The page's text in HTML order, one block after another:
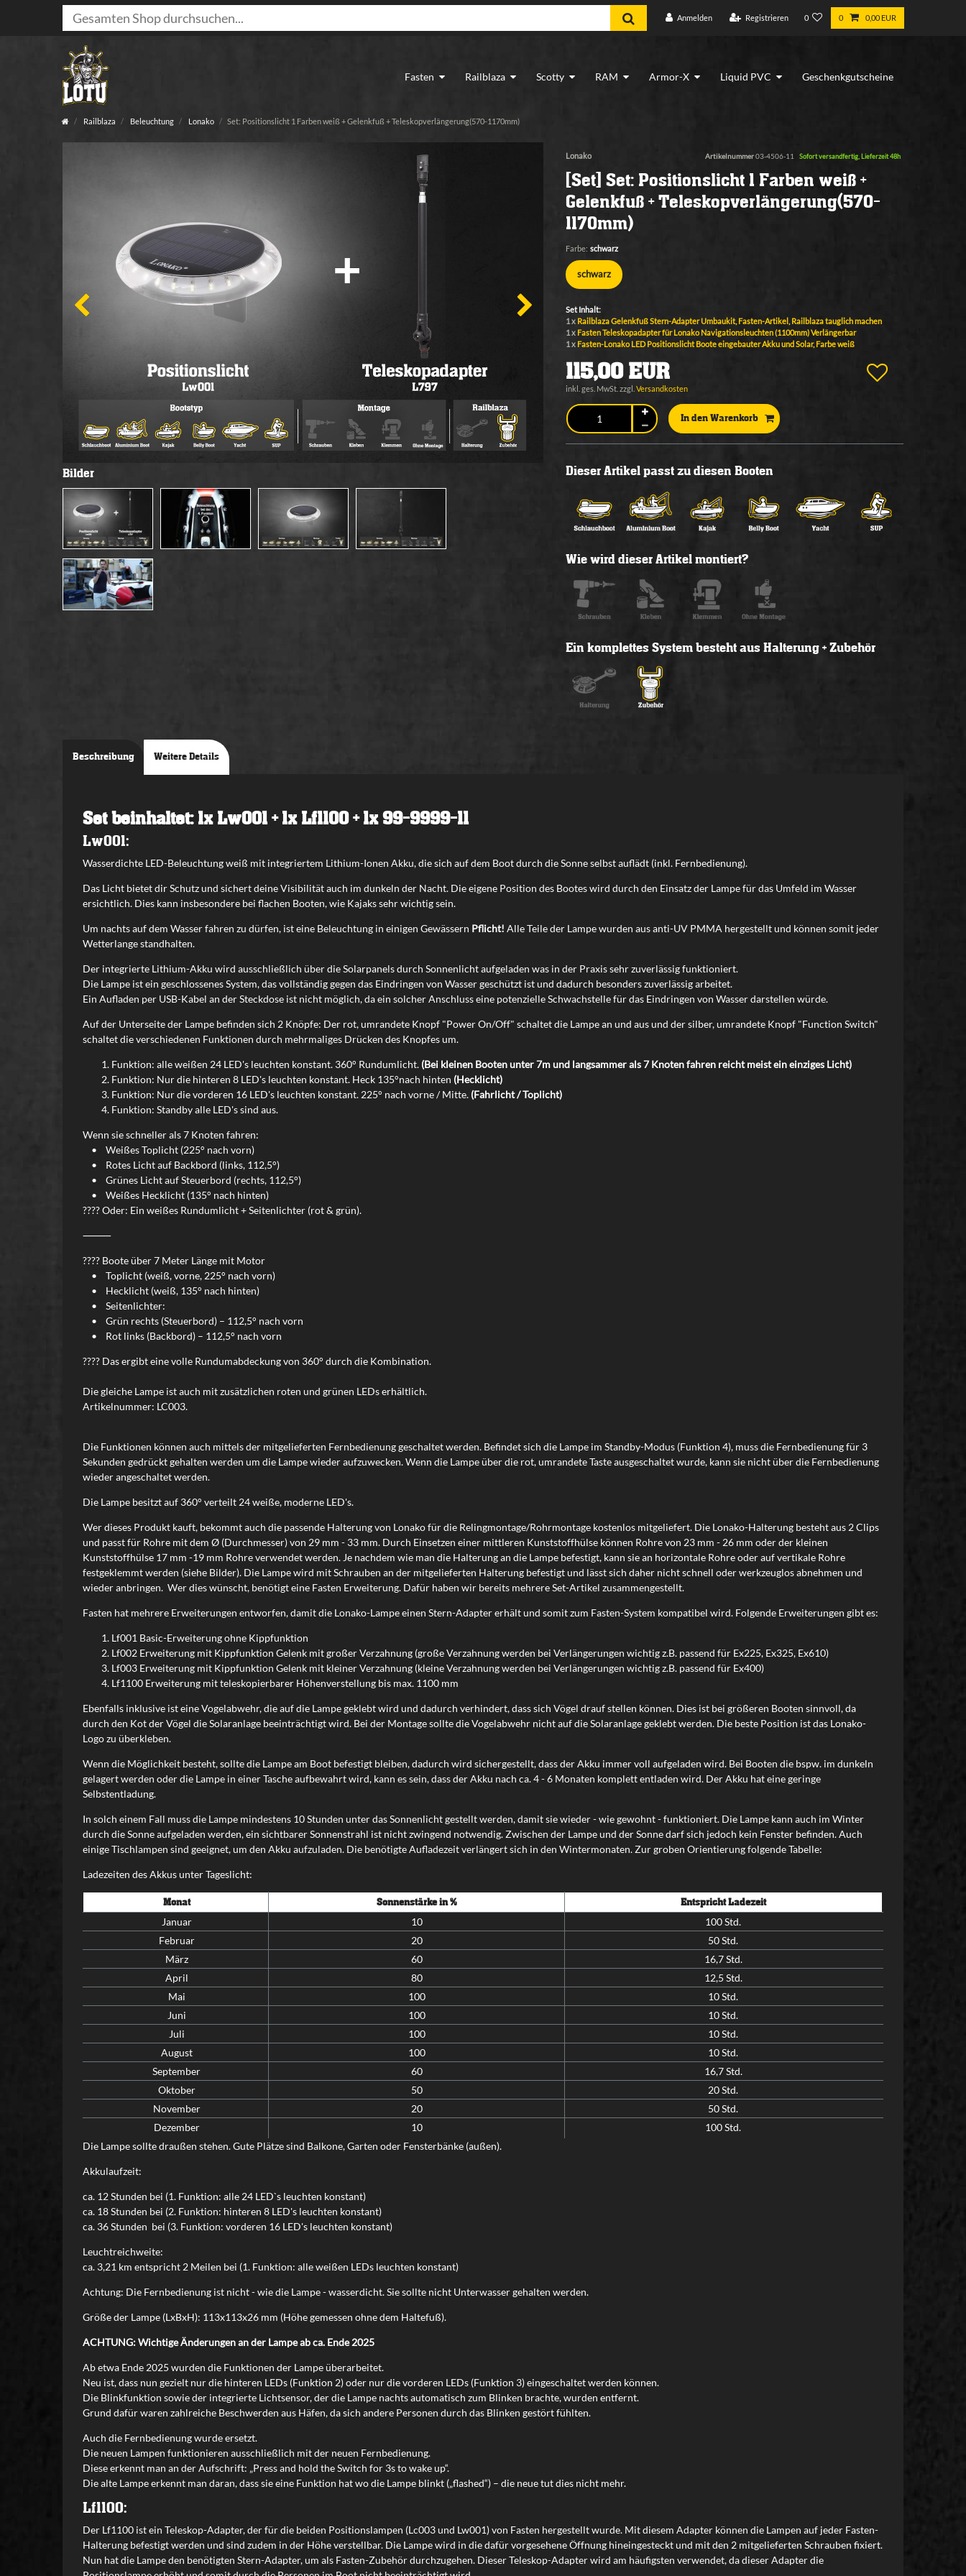
Anmelden Registrieren 0 0 0,00 EUR
Fasten Railblaza Scotty RAM Armor-X Liquid PVC Geschenkgutscheine
Railblaza Beleuchtung Lonako Set: Positionslicht 1 Farben weiß + Gelenkfuß + Teleskopverlängerung(570-1170mm)
Bilder
Lonako Artikelnummer03-4506-11 Sofort versandfertig, Lieferzeit 48h
[Set] Set: Positionslicht 1 Farben weiß +
Gelenkfuß + Teleskopverlängerung(570-
1170mm)
Farbe: schwarz
schwarz
Set Inhalt:
1 x Railblaza Gelenkfuß Stern-Adapter Umbaukit, Fasten-Artikel, Railblaza tauglich machen
1 x Fasten Teleskopadapter für Lonako Navigationsleuchten (1100mm) Verlängerbar
1 x Fasten-Lonako LED Positionslicht Boote eingebauter Akku und Solar, Farbe weiß
115,00 EUR
inkl. ges. MwSt. zzgl. Versandkosten
In den Warenkorb
Dieser Artikel passt zu diesen Booten
Wie wird dieser Artikel montiert?
Ein komplettes System besteht aus Halterung + Zubehör
Beschreibung Weitere Details
Set beinhaltet: 1x Lw001 + 1x Lf1100 + 1x 99-9999-11
Lw001:
Wasserdichte LED-Beleuchtung weiß mit integriertem Lithium-Ionen Akku, die sich auf dem Boot durch die Sonne selbst auflädt (inkl. Fernbedienung).
Das Licht bietet dir Schutz und sichert deine Visibilität auch im dunkeln der Nacht. Die eigene Position des Bootes wird durch den Einsatz der Lampe für das Umfeld im Wasser
ersichtlich. Dies kann insbesondere bei flachen Booten, wie Kajaks sehr wichtig sein.
Um nachts auf dem Wasser fahren zu dürfen, ist eine Beleuchtung in einigen Gewässern Pflicht! Alle Teile der Lampe wurden aus anti-UV PMMA hergestellt und können somit jeder
Wetterlange standhalten.
Der integrierte Lithium-Akku wird ausschließlich über die Solarpanels durch Sonnenlicht aufgeladen was in der Praxis sehr zuverlässig funktioniert.
Die Lampe ist ein geschlossenes System, das vollständig gegen das Eindringen von Wasser geschützt ist und dadurch besonders zuverlässig arbeitet.
Ein Aufladen per USB-Kabel an der Steckdose ist nicht möglich, da ein solcher Anschluss eine potenzielle Schwachstelle für das Eindringen von Wasser darstellen würde.
Auf der Unterseite der Lampe befinden sich 2 Knöpfe: Der rot, umrandete Knopf "Power On/Off" schaltet die Lampe an und aus und der silber, umrandete Knopf "Function Switch"
schaltet die verschiedenen Funktionen durch mehrmaliges Drücken des Knopfes um.
Funktion: alle weißen 24 LED's leuchten konstant. 360° Rundumlicht. (Bei kleinen Booten unter 7m und langsammer als 7 Knoten fahren reicht meist ein einziges Licht)
Funktion: Nur die hinteren 8 LED's leuchten konstant. Heck 135°nach hinten (Hecklicht)
Funktion: Nur die vorderen 16 LED's leuchten konstant. 225° nach vorne / Mitte. (Fahrlicht / Toplicht)
Funktion: Standby alle LED's sind aus.
Wenn sie schneller als 7 Knoten fahren:
• Weißes Toplicht (225° nach vorn)
• Rotes Licht auf Backbord (links, 112,5°)
• Grünes Licht auf Steuerbord (rechts, 112,5°)
• Weißes Hecklicht (135° nach hinten)
???? Oder: Ein weißes Rundumlicht + Seitenlichter (rot & grün).
⸻
???? Boote über 7 Meter Länge mit Motor
• Toplicht (weiß, vorne, 225° nach vorn)
• Hecklicht (weiß, 135° nach hinten)
• Seitenlichter:
• Grün rechts (Steuerbord) – 112,5° nach vorn
• Rot links (Backbord) – 112,5° nach vorn
???? Das ergibt eine volle Rundumabdeckung von 360° durch die Kombination.
Die gleiche Lampe ist auch mit zusätzlichen roten und grünen LEDs erhältlich.
Artikelnummer: LC003.
Die Funktionen können auch mittels der mitgelieferten Fernbedienung geschaltet werden. Befindet sich die Lampe im Standby-Modus (Funktion 4), muss die Fernbedienung für 3
Sekunden gedrückt gehalten werden um die Lampe wieder aufzuwecken. Wenn die Lampe über die rot, umrandete Taste ausgeschaltet wurde, kann sie nicht über die Fernbedienung
wieder angeschaltet werden.
Die Lampe besitzt auf 360° verteilt 24 weiße, moderne LED's.
Wer dieses Produkt kauft, bekommt auch die passende Halterung von Lonako für die Relingmontage/Rohrmontage kostenlos mitgeliefert. Die Lonako-Halterung besteht aus 2 Clips
und passt für Rohre mit dem Ø (Durchmesser) von 29 mm - 33 mm. Durch Einsetzen einer mittleren Kunststoffhülse können Rohre von 23 mm - 26 mm oder der kleinen
Kunststoffhülse 17 mm -19 mm Rohre verwendet werden. Je nachdem wie man die Halterung an die Lampe befestigt, kann sie an horizontale Rohre oder auf vertikale Rohre
festgeklemmt werden (siehe Bilder). Die Lampe wird mit Schrauben an der mitgelieferten Halterung befestigt und lässt sich daher nicht schnell oder werkzeuglos abnehmen und
wieder anbringen. Wer dies wünscht, benötigt eine Fasten Erweiterung. Dafür haben wir bereits mehrere Set-Artikel zusammengestellt.
Fasten hat mehrere Erweiterungen entworfen, damit die Lonako-Lampe einen Stern-Adapter erhält und somit zum Fasten-System kompatibel wird. Folgende Erweiterungen gibt es:
Lf001 Basic-Erweiterung ohne Kippfunktion
Lf002 Erweiterung mit Kippfunktion Gelenk mit großer Verzahnung (große Verzahnung werden bei Verlängerungen wichtig z.B. passend für Ex225, Ex325, Ex610)
Lf003 Erweiterung mit Kippfunktion Gelenk mit kleiner Verzahnung (kleine Verzahnung werden bei Verlängerungen wichtig z.B. passend für Ex400)
Lf1100 Erweiterung mit teleskopierbarer Höhenverstellung bis max. 1100 mm
Ebenfalls inklusive ist eine Vogelabwehr, die auf die Lampe geklebt wird und dadurch verhindert, dass sich Vögel drauf stellen können. Dies ist bei größeren Booten sinnvoll, da
durch den Kot der Vögel die Solaranlage beeinträchtigt wird. Bei der Montage sollte die Vogelabwehr nicht auf die Solaranlage geklebt werden. Die beste Position ist das Lonako-
Logo zu überkleben.
Wenn die Möglichkeit besteht, sollte die Lampe am Boot befestigt bleiben, dadurch wird sichergestellt, dass der Akku immer voll aufgeladen wird. Bei Booten die bspw. im dunkeln
gelagert werden oder die Lampe in einer Tasche aufbewahrt wird, kann es sein, dass der Akku nach ca. 4 - 6 Monaten komplett entladen wird. Der Akku hat eine geringe
Selbstentladung.
In solch einem Fall muss die Lampe mindestens 10 Stunden unter das Sonnenlicht gestellt werden, damit sie wieder - wie gewohnt - funktioniert. Die Lampe kann auch im Winter
durch die Sonne aufgeladen werden, ein sichtbarer Sonnenstrahl ist nicht zwingend notwendig. Zwischen der Lampe und der Sonne darf sich jedoch kein Fenster befinden. Auch
einige Tischlampen sind geeignet, um den Akku aufzuladen. Die benötigte Aufladezeit verlängert sich in den Wintermonaten. Zur groben Orientierung folgende Tabelle:
Ladezeiten des Akkus unter Tageslicht:
Monat Sonnenstärke in % Entspricht Ladezeit
Januar 10
100 Std.
Februar
20
50 Std.
März
60
16,7 Std.
April
80
12,5 Std.
Mai
100
10 Std.
Juni
100
10 Std.
Juli
100
10 Std.
August
100
10 Std.
September
60
16,7 Std.
Oktober
50
20 Std.
November
20
50 Std.
Dezember
10
100 Std.
Die Lampe sollte draußen stehen. Gute Plätze sind Balkone, Garten oder Fensterbänke (außen).
Akkulaufzeit:
ca. 12 Stunden bei (1. Funktion: alle 24 LED`s leuchten konstant)
ca. 18 Stunden bei (2. Funktion: hinteren 8 LED's leuchten konstant)
ca. 36 Stunden bei (3. Funktion: vorderen 16 LED's leuchten konstant)
Leuchtreichweite:
ca. 3,21 km entspricht 2 Meilen bei (1. Funktion: alle weißen LEDs leuchten konstant)
Achtung: Die Fernbedienung ist nicht - wie die Lampe - wasserdicht. Sie sollte nicht Unterwasser gehalten werden.
Größe der Lampe (LxBxH): 113x113x26 mm (Höhe gemessen ohne dem Haltefuß).
ACHTUNG: Wichtige Änderungen an der Lampe ab ca. Ende 2025
Ab etwa Ende 2025 wurden die Funktionen der Lampe überarbeitet.
Neu ist, dass nun gezielt nur die hinteren LEDs (Funktion 2) oder nur die vorderen LEDs (Funktion 3) eingeschaltet werden können.
Die Blinkfunktion sowie der integrierte Lichtsensor, der die Lampe nachts automatisch zum Blinken brachte, wurden entfernt.
Grund dafür waren zahlreiche Beschwerden aus Häfen, da sich andere Personen durch das Blinken gestört fühlten.
Auch die Fernbedienung wurde ersetzt.
Die neuen Lampen funktionieren ausschließlich mit der neuen Fernbedienung.
Diese erkennt man an der Aufschrift: „Press and hold the Switch for 3s to wake up“.
Die alte Lampe erkennt man daran, dass sie eine Funktion hat wo die Lampe blinkt („flashed“) – die neue tut dies nicht mehr.
Lf1100:
Der Lf1100 ist ein Teleskop-Adapter, der für die beiden Positionslampen (Lc003 und Lw001) von Fasten hergestellt wurde. Mit diesem Adapter können die Lampen auf jeder Fasten-
Halterung befestigt werden und sind zudem in der Höhe verstellbar. Die Lampe wird in die dafür vorgesehene Öffnung hineingesteckt und mit den 2 mitgelieferten Schrauben fixiert.
Nun hat die Lampe den benötigten Stern-Adapter, um als Fasten-Zubehör durchzugehen. Dieser Teleskop-Adapter wird am häufigsten verwendet, da dieser Adapter die